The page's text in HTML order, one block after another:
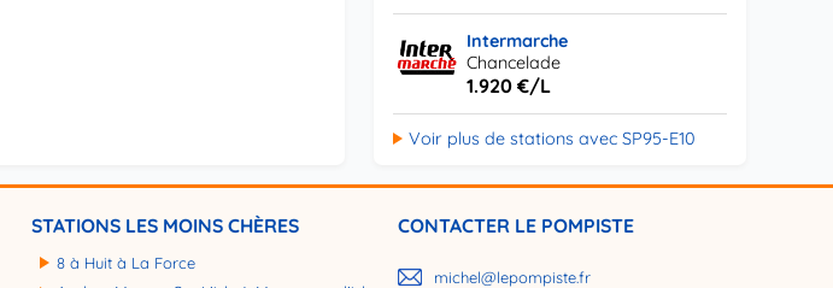
Intermarche
Chancelade
1.920 €/L
Voir plus de stations avec SP95-E10
STATIONS LES MOINS CHÈRES
8 à Huit à La Force
CONTACTER LE POMPISTE
michel@lepompiste.fr